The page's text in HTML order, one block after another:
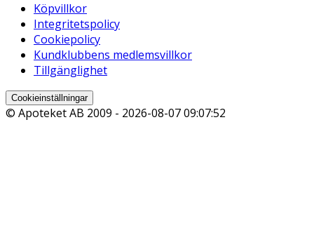
Köpvillkor
Integritetspolicy
Cookiepolicy
Kundklubbens medlemsvillkor
Tillgänglighet
Cookieinställningar
© Apoteket AB 2009 - 2026-08-07 09:07:52